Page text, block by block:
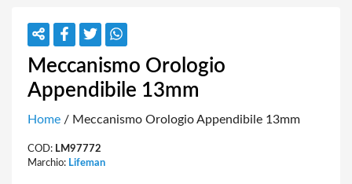
Meccanismo Orologio
Appendibile 13mm
Home / Meccanismo Orologio Appendibile 13mm
COD: LM97772
Marchio: Lifeman